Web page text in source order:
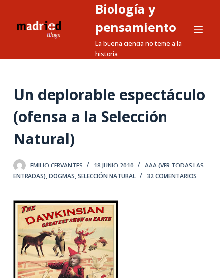
a
o
e
n
d
Biología y
pensamiento
La buena ciencia no teme a la
historia
Un deplorable espectáculo
(ofensa a la Selección
Natural)
EMILIO CERVANTES 18 JUNIO 2010
AAA (VER TODAS LAS
ENTRADAS),DOGMAS,SELECCIÓN NATURAL 32 COMENTARIOS